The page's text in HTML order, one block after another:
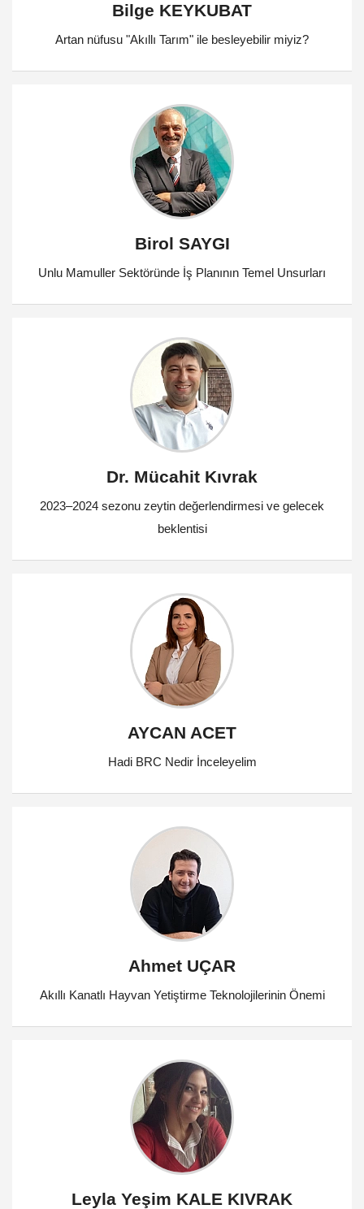
Bilge KEYKUBAT
Artan nüfusu "Akıllı Tarım" ile besleyebilir miyiz?
Birol SAYGI
Unlu Mamuller Sektöründe İş Planının Temel Unsurları
Dr. Mücahit Kıvrak
2023–2024 sezonu zeytin değerlendirmesi ve gelecek
beklentisi
AYCAN ACET
Hadi BRC Nedir İnceleyelim
Ahmet UÇAR
Akıllı Kanatlı Hayvan Yetiştirme Teknolojilerinin Önemi
Leyla Yeşim KALE KIVRAK